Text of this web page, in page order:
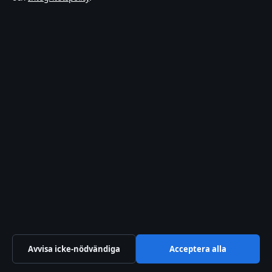
Ledartorget
Film, tv, kändisnyheter och nöje från Sverige.
Avvisa icke-nödvändiga Acceptera alla